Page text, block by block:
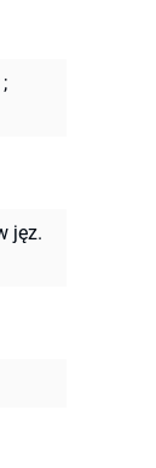
;
jęz.